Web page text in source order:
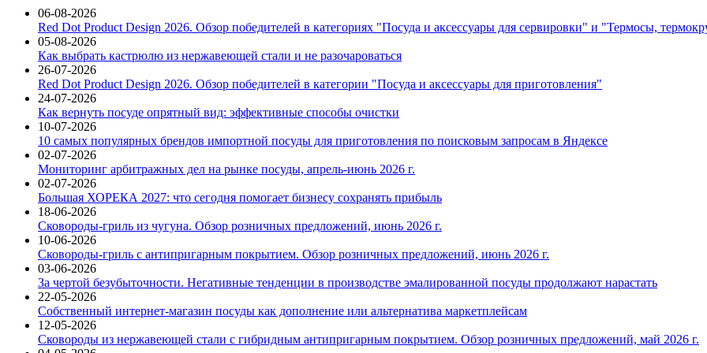
06-08-2026
Red Dot Product Design 2026. Обзор победителей в категориях "Посуда и аксессуары для сервировки" и "Термосы,
05-08-2026
Как выбрать кастрюлю из нержавеющей стали и не разочароваться
26-07-2026
Red Dot Product Design 2026. Обзор победителей в категории "Посуда и аксессуары для приготовления"
24-07-2026
Как вернуть посуде опрятный вид: эффективные способы очистки
10-07-2026
10 самых популярных брендов импортной посуды для приготовления по поисковым запросам в Яндексе
02-07-2026
Мониторинг арбитражных дел на рынке посуды, апрель-июнь 2026 г.
02-07-2026
Большая ХОРЕКА 2027: что сегодня помогает бизнесу сохранять прибыль
18-06-2026
Сковороды-гриль из чугуна. Обзор розничных предложений, июнь 2026 г.
10-06-2026
Сковороды-гриль с антипригарным покрытием. Обзор розничных предложений, июнь 2026 г.
03-06-2026
За чертой безубыточности. Негативные тенденции в производстве эмалированной посуды продолжают нарастать
22-05-2026
Собственный интернет-магазин посуды как дополнение или альтернатива маркетплейсам
12-05-2026
Сковороды из нержавеющей стали с гибридным антипригарным покрытием. Обзор розничных предложений, май 2026 г.